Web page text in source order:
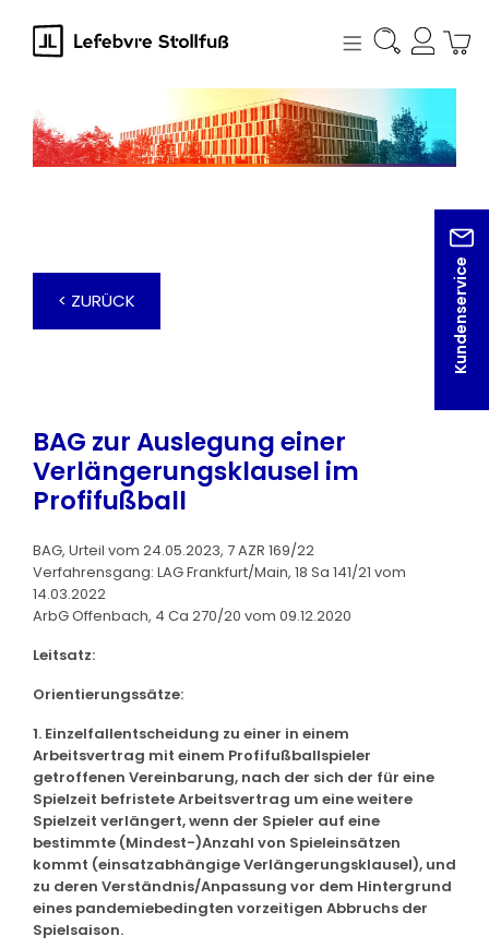
springen
Kundenservice
< ZURÜCK
BAG zur Auslegung einer
Verlängerungsklausel im
Profifußball
BAG, Urteil vom 24.05.2023, 7 AZR 169/22
Verfahrensgang: LAG Frankfurt/Main, 18 Sa 141/21 vom
14.03.2022
ArbG Offenbach, 4 Ca 270/20 vom 09.12.2020
Leitsatz:
Orientierungssätze:
1. Einzelfallentscheidung zu einer in einem
Arbeitsvertrag mit einem Profifußballspieler
getroffenen Vereinbarung, nach der sich der für eine
Spielzeit befristete Arbeitsvertrag um eine weitere
Spielzeit verlängert, wenn der Spieler auf eine
bestimmte (Mindest-)Anzahl von Spieleinsätzen
kommt (einsatzabhängige Verlängerungsklausel), und
zu deren Verständnis/Anpassung vor dem Hintergrund
eines pandemiebedingten vorzeitigen Abbruchs der
Spielsaison.